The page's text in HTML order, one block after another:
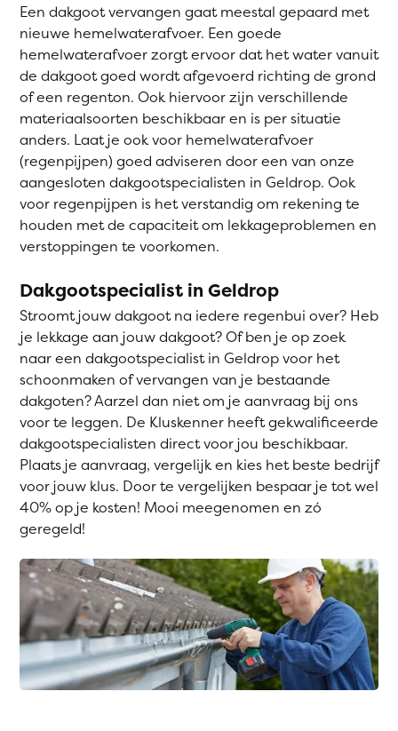
Een dakgoot vervangen gaat meestal gepaard met
nieuwe hemelwaterafvoer. Een goede
hemelwaterafvoer zorgt ervoor dat het water vanuit
de dakgoot goed wordt afgevoerd richting de grond
of een regenton. Ook hiervoor zijn verschillende
materiaalsoorten beschikbaar en is per situatie
anders. Laat je ook voor hemelwaterafvoer
(regenpijpen) goed adviseren door een van onze
aangesloten dakgootspecialisten in Geldrop. Ook
voor regenpijpen is het verstandig om rekening te
houden met de capaciteit om lekkageproblemen en
verstoppingen te voorkomen.
Dakgootspecialist in Geldrop
Stroomt jouw dakgoot na iedere regenbui over? Heb
je lekkage aan jouw dakgoot? Of ben je op zoek
naar een dakgootspecialist in Geldrop voor het
schoonmaken of vervangen van je bestaande
dakgoten? Aarzel dan niet om je aanvraag bij ons
voor te leggen. De Kluskenner heeft gekwalificeerde
dakgootspecialisten direct voor jou beschikbaar.
Plaats je aanvraag, vergelijk en kies het beste bedrijf
voor jouw klus. Door te vergelijken bespaar je tot wel
40% op je kosten! Mooi meegenomen en zó
geregeld!